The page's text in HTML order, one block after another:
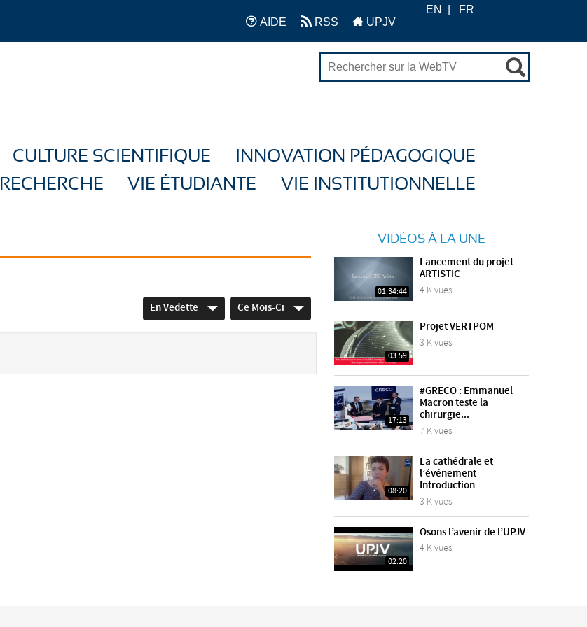
AIDE RSS UPJV
EN FR
CULTURE SCIENTIFIQUE
INNOVATION PÉDAGOGIQUE
VIE ÉTUDIANTE VIE INSTITUTIONNELLE
En Vedette Ce Mois-Ci
VIDÉOS À LA UNE
01:34:44
Lancement du projet
ARTISTIC
4 K vues
03:59
Projet VERTPOM
3 K vues
17:13
#GRECO : Emmanuel
Macron teste la
chirurgie...
7 K vues
08:20
La cathédrale et
l’événement
Introduction
3 K vues
02:20
Osons l’avenir de l’UPJV
4 K vues